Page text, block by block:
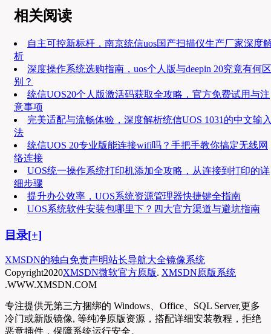
相关阅读
自主可控新标杆，南京统信uos国产扫描仪生产厂家深度
析
深度操作系统选购指南，uos个人版与deepin 20究竟有何区
别？
统信UOS20个人版激活码获取全攻略，官方免费试用与注
意事项
完美适配与流畅体验，深度解析统信UOS 1031的中文输
法
统信UOS 20专业版能连接wifi吗？手把手教你搞定无线网
络连接
UOS统一操作系统打印机添加全攻略，从连接到打印的详
细步骤
提升办公效率，UOS系统资源管理器快捷键全指南
UOS系统软件安装包哪里下？四大官方渠道与避坑指南
目录[+]
XMSDN的独白免责声明站长导航大全镜像系统
Copyright2020XMSDN微软官方原版. XMSDN原版系统
.WWW.XMSDN.COM
专注提供无第三方捆绑的 Windows、Office、SQL Server,更多
冷门或新版镜像, 等纯净原版资源，搭配详细安装教程，拒绝
恶意插件，保障系统运行安全。